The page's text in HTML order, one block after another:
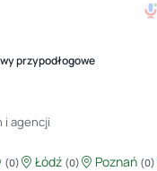
przypodłogowe
i agencji
(0) Łódź (0) Poznań (0)